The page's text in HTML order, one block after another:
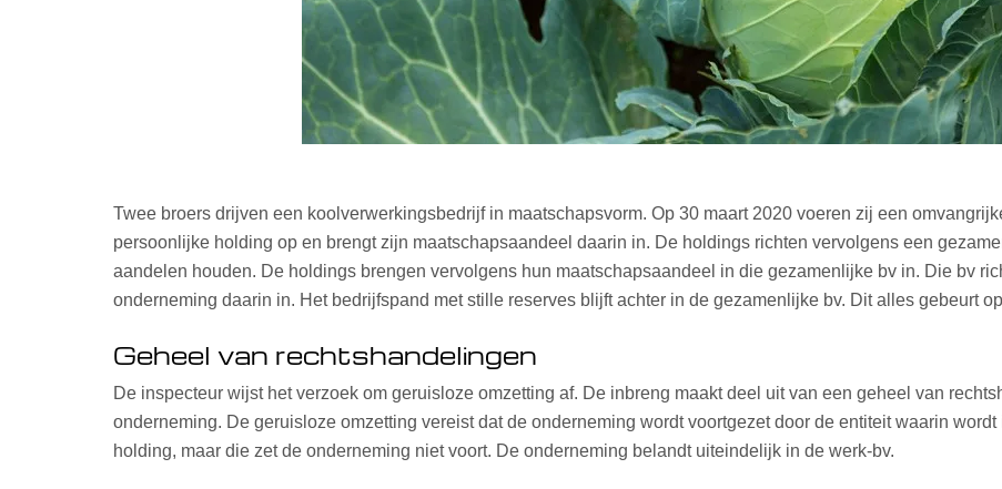
Twee broers drijven een koolverwerkingsbedrijf in maatschapsvorm. Op 30 maart 2020 voeren zij een
persoonlijke holding op en brengt zijn maatschapsaandeel daarin in. De holdings richten vervolgens een
aandelen houden. De holdings brengen vervolgens hun maatschapsaandeel in die gezamenlijke bv in. Die bv
onderneming daarin in. Het bedrijfspand met stille reserves blijft achter in de gezamenlijke bv. Dit alles gebeurt
Geheel van rechtshandelingen
De inspecteur wijst het verzoek om geruisloze omzetting af. De inbreng maakt deel uit van een geheel van
onderneming. De geruisloze omzetting vereist dat de onderneming wordt voortgezet door de entiteit waarin
holding, maar die zet de onderneming niet voort. De onderneming belandt uiteindelijk in de werk-bv.